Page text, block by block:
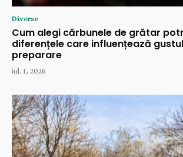
Diverse
Cum alegi cărbunele de grătar
diferențele care influențează
preparare
iul. 1, 2026